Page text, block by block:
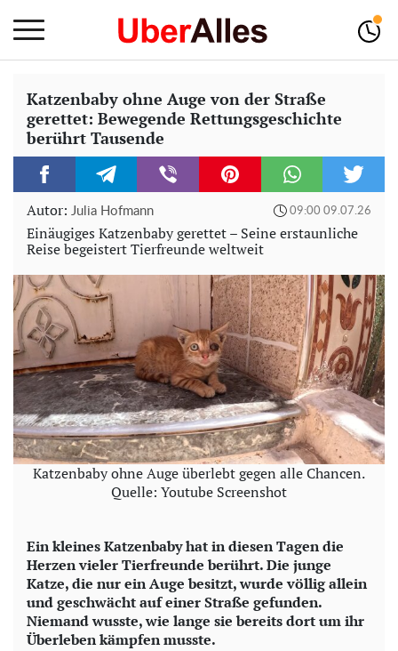
Katzenbaby ohne Auge von der Straße
gerettet: Bewegende Rettungsgeschichte
berührt Tausende
Autor: Julia Hofmann 09:00 09.07.26
Einäugiges Katzenbaby gerettet – Seine erstaunliche
Reise begeistert Tierfreunde weltweit
Katzenbaby ohne Auge überlebt gegen alle Chancen.
Quelle: Youtube Screenshot
Ein kleines Katzenbaby hat in diesen Tagen die
Herzen vieler Tierfreunde berührt. Die junge
Katze, die nur ein Auge besitzt, wurde völlig allein
und geschwächt auf einer Straße gefunden.
Niemand wusste, wie lange sie bereits dort um ihr
Überleben kämpfen musste.